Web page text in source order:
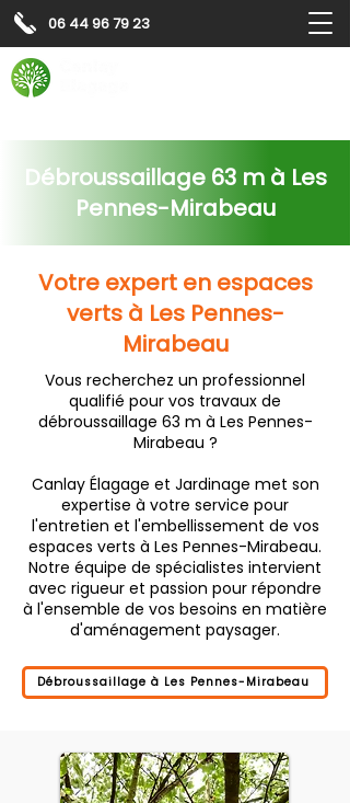
06 44 96 79 23
Débroussaillage 63 m à Les
Pennes-Mirabeau
Votre expert en espaces
verts à Les Pennes-
Mirabeau
Vous recherchez un professionnel
qualifié pour vos travaux de
débroussaillage 63 m à Les Pennes-
Mirabeau ?
Canlay Élagage et Jardinage met son
expertise à votre service pour
l'entretien et l'embellissement de vos
espaces verts à Les Pennes-Mirabeau.
Notre équipe de spécialistes intervient
avec rigueur et passion pour répondre
à l'ensemble de vos besoins en matière
d'aménagement paysager.
Débroussaillage à Les Pennes-Mirabeau